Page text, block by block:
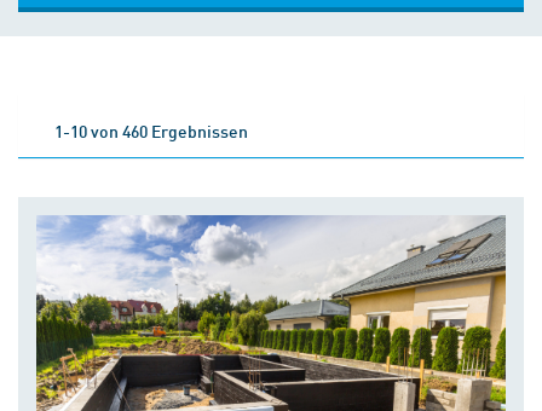
1-10 von 460 Ergebnissen